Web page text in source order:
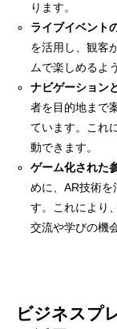
ります。
ライブイベント
を活用し、観客
ムで楽しめるよ
ナビゲーション
者を目的地まで
ています。これ
動できます。
ゲーム化された
めに、AR技術を
す。これにより
交流や学びの機
ビジネスプ